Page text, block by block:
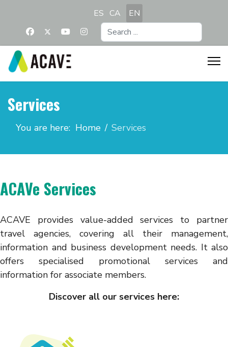
Select your language
ES CA EN
...
Services
You are here: Home Services
ACAVe Services
ACAVE provides value-added services to partner
travel agencies, covering all their management,
information and business development needs. It also
offers specialised promotional services and
information for associate members.
Discover all our services here: